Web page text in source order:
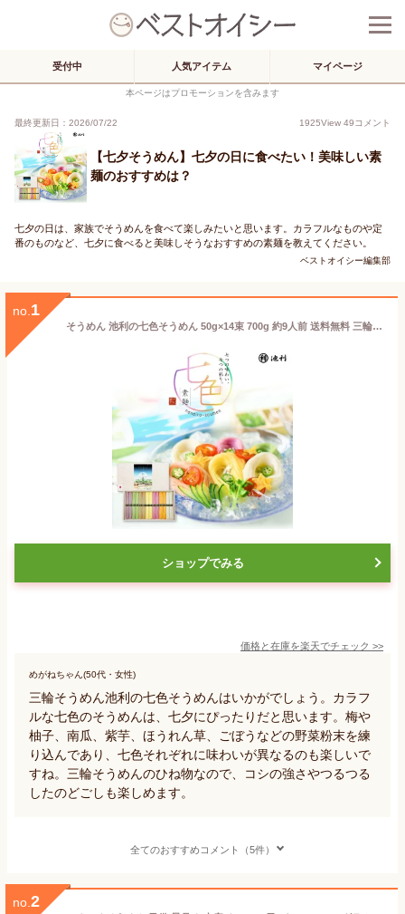
受付中 人気アイテム マイページ
本ページはプロモーションを含みます
最終更新日：2026/07/22 1925View 49コメント
【七夕そうめん】七夕の日に食べたい！美味しい素
麺のおすすめは？
七夕の日は、家族でそうめんを食べて楽しみたいと思います。カラフルなものや定
番のものなど、七夕に食べると美味しそうなおすすめの素麺を教えてください。
ベストオイシー編集部
no. 1
そうめん 池利の七色そうめん 50g×14束 700g 約9人前 送料無料 三輪そうめん カラフル 贈り物 素麺 ネット限定 お取り寄せ 詰め合わせ 御祝 誕生日 内祝 結婚之内祝 出産之内祝 快気之内祝 仏事 粗供養 御供
ショップでみる
価格と在庫を楽天でチェック >>
めがねちゃん(50代・女性)
三輪そうめん池利の七色そうめんはいかがでしょう。カラフ
ルな七色のそうめんは、七夕にぴったりだと思います。梅や
柚子、南瓜、紫芋、ほうれん草、ごぼうなどの野菜粉末を練
り込んであり、七色それぞれに味わいが異なるのも楽しいで
すね。三輪そうめんのひね物なので、コシの強さやつるつる
したのどごしも楽しめます。
全てのおすすめコメント（5件）
no. 2